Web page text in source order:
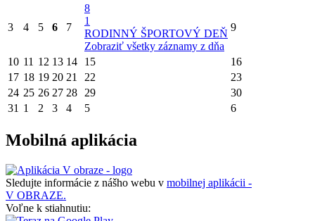
3 4 5 6 7
8
1
RODINNÝ ŠPORTOVÝ DEŇ
Zobraziť všetky záznamy z dňa
9
10 11 12 13 14 15
16
17 18 19 20 21 22
23
24 25 26 27 28 29
30
31 1 2 3 4 5 6
Mobilná aplikácia
Sledujte informácie z nášho webu v mobilnej aplikácii -
V OBRAZE.
Voľne k stiahnutiu: